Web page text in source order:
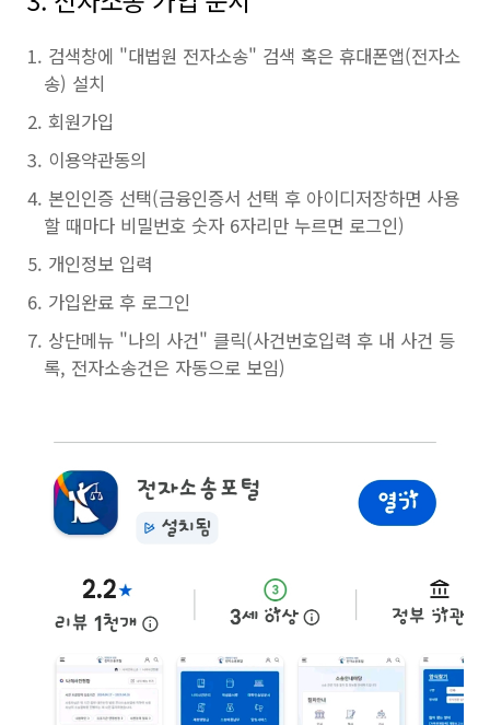
검색창에 "대법원 전자소송" 검색 혹은 휴대폰앱(전자소
송) 설치
회원가입
이용약관동의
본인인증 선택(금융인증서 선택 후 아이디저장하면 사용
할 때마다 비밀번호 숫자 6자리만 누르면 로그인)
개인정보 입력
가입완료 후 로그인
상단메뉴 "나의 사건" 클릭(사건번호입력 후 내 사건 등
록, 전자소송건은 자동으로 보임)